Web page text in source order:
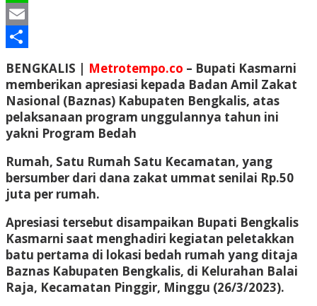
Line
Email
BENGKALIS | Metrotempo.co – Bupati Kasmarni
memberikan apresiasi kepada Badan Amil Zakat
Nasional (Baznas) Kabupaten Bengkalis, atas
pelaksanaan program unggulannya tahun ini
yakni Program Bedah
Rumah, Satu Rumah Satu Kecamatan, yang
bersumber dari dana zakat ummat senilai Rp.50
juta per rumah.
Apresiasi tersebut disampaikan Bupati Bengkalis
Kasmarni saat menghadiri kegiatan peletakkan
batu pertama di lokasi bedah rumah yang ditaja
Baznas Kabupaten Bengkalis, di Kelurahan Balai
Raja, Kecamatan Pinggir, Minggu (26/3/2023).